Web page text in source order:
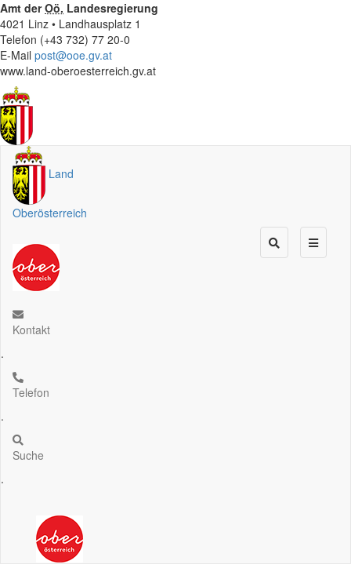
Amt derOö. Landesregierung
4021 Linz • Landhausplatz 1
Telefon (+43 732) 77 20-0
E-Mail post@ooe.gv.at
www.land-oberoesterreich.gv.at
Land
Oberösterreich
Kontakt
.
Telefon
.
Suche
.